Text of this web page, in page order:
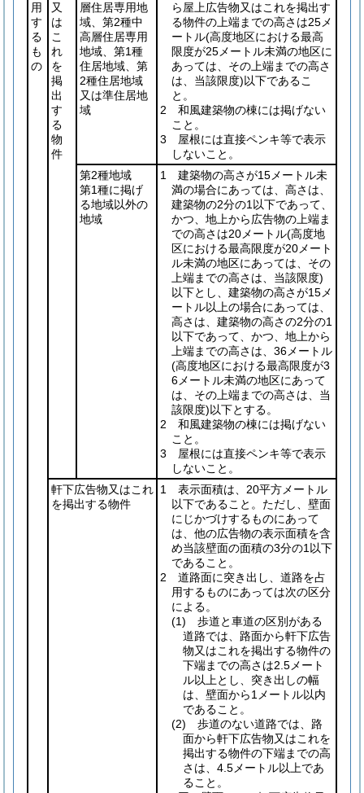
用
す
る
も
の
又
は
こ
れ
を
掲
出
す
る
物
件
層住居専用地
域、第2種中
高層住居専用
地域、第1種
住居地域、第
2種住居地域
又は準住居地
域
ら屋上広告物又はこれを掲出す
る物件の上端までの高さは25メ
ートル(高度地区における最高
限度が25メートル未満の地区に
あっては、その上端までの高さ
は、当該限度)以下であるこ
と。
2 和風建築物の棟には掲げない
こと。
3 屋根には直接ペンキ等で表示
しないこと。
第2種地域
第1種に掲げ
る地域以外の
地域
1 建築物の高さが15メートル未
満の場合にあっては、高さは、
建築物の2分の1以下であって、
かつ、地上から広告物の上端ま
での高さは20メートル(高度地
区における最高限度が20メート
ル未満の地区にあっては、その
上端までの高さは、当該限度)
以下とし、建築物の高さが15メ
ートル以上の場合にあっては、
高さは、建築物の高さの2分の1
以下であって、かつ、地上から
上端までの高さは、36メートル
(高度地区における最高限度が3
6メートル未満の地区にあって
は、その上端までの高さは、当
該限度)以下とする。
2 和風建築物の棟には掲げない
こと。
3 屋根には直接ペンキ等で表示
しないこと。
軒下広告物又はこれ
を掲出する物件
1 表示面積は、20平方メートル
以下であること。ただし、壁面
にじかづけするものにあって
は、他の広告物の表示面積を含
め当該壁面の面積の3分の1以下
であること。
2 道路面に突き出し、道路を占
用するものにあっては次の区分
による。
(1) 歩道と車道の区別がある
道路では、路面から軒下広告
物又はこれを掲出する物件の
下端までの高さは2.5メート
ル以上とし、突き出しの幅
は、壁面から1メートル以内
であること。
(2) 歩道のない道路では、路
面から軒下広告物又はこれを
掲出する物件の下端までの高
さは、4.5メートル以上であ
ること。